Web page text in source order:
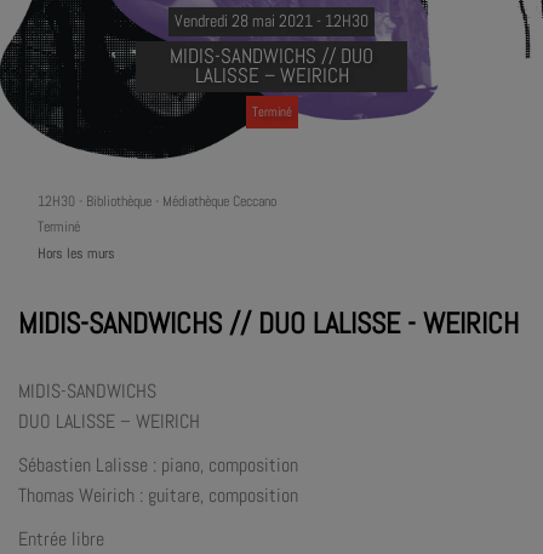
Vendredi 28 mai 2021 - 12H30
MIDIS-SANDWICHS // DUO
LALISSE – WEIRICH
Terminé
12H30 - Bibliothèque - Médiathèque Ceccano
Terminé
Hors les murs
MIDIS-SANDWICHS // DUO LALISSE - WEIRICH
MIDIS-SANDWICHS
DUO LALISSE – WEIRICH
Sébastien Lalisse : piano, composition
Thomas Weirich : guitare, composition
Entrée libre